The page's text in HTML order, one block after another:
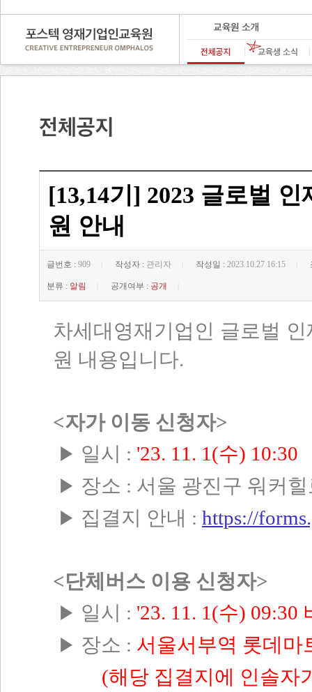
[13,14기] 2023 글로벌
원 안내
글번호 : 909 작성자 : 관리자 작성일 : 2023.10.27 16:15
분류 : 알림 공개여부 : 공개
차세대영재기업인 글로벌
원 내용입니다.
<자가 이동 신청자>
▶ 일시 : '23. 11. 1(수) 10:30
▶ 장소 : 서울 광진구 워커
▶ 집결지 안내 : https://
<단체버스 이용 신청자>
▶ 일시 : '23. 11. 1(수) 09:30
▶ 장소 : 서울서부역 롯데마
(해당 집결지에 인솔자가